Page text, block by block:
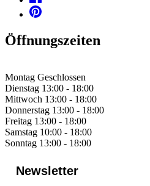
Öffnungszeiten
Montag Geschlossen
Dienstag 13:00 - 18:00
Mittwoch 13:00 - 18:00
Donnerstag 13:00 - 18:00
Freitag 13:00 - 18:00
Samstag 10:00 - 18:00
Sonntag 13:00 - 18:00
Newsletter